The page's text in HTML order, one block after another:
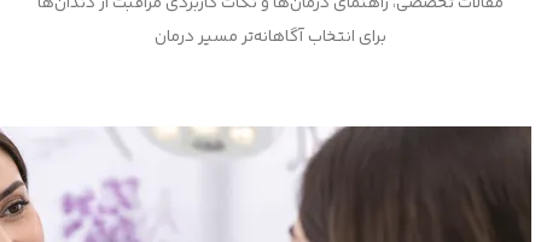
برای انتخاب آگاهانه‌تر مسیر درمان